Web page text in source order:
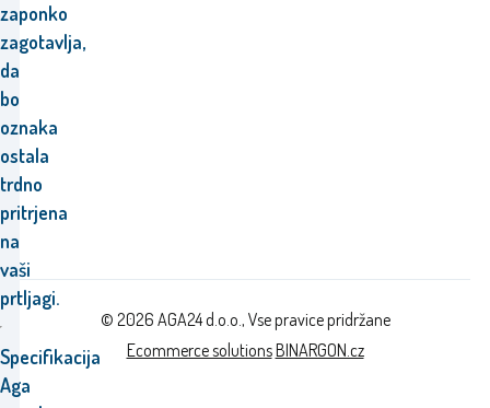
zaponko
zagotavlja,
da
bo
oznaka
ostala
trdno
pritrjena
na
vaši
prtljagi.
Specifikacija
Aga
© 2026 AGA24 d.o.o., Vse pravice pridržane
Ecommerce solutionsBINARGON.cz